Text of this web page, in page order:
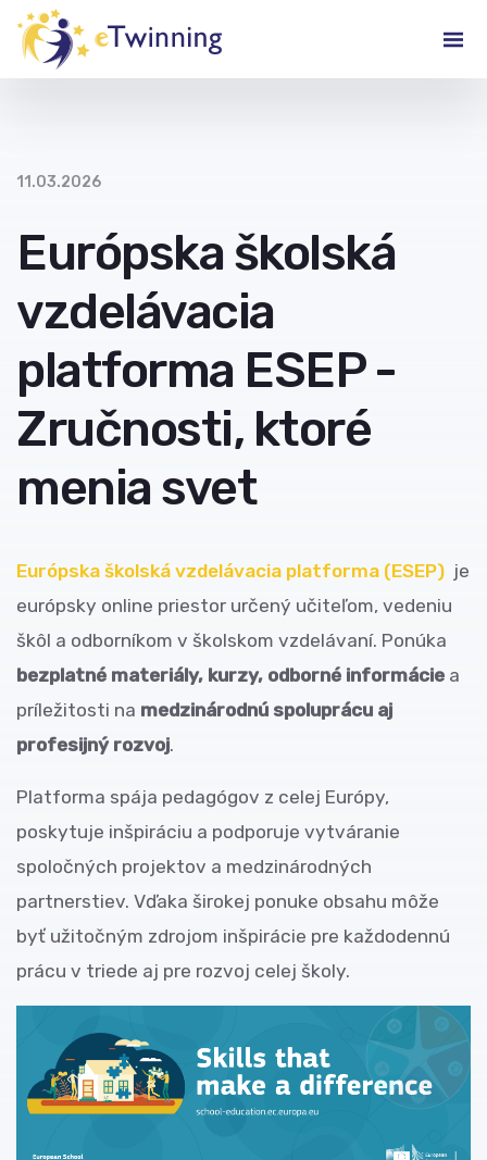
11.03.2026
Európska školská
vzdelávacia
platforma ESEP -
Zručnosti, ktoré
menia svet
Európska školská vzdelávacia platforma (ESEP) je
európsky online priestor určený učiteľom, vedeniu
škôl a odborníkom v školskom vzdelávaní. Ponúka
bezplatné materiály, kurzy, odborné informácie a
príležitosti na medzinárodnú spoluprácu aj
profesijný rozvoj.
Platforma spája pedagógov z celej Európy,
poskytuje inšpiráciu a podporuje vytváranie
spoločných projektov a medzinárodných
partnerstiev. Vďaka širokej ponuke obsahu môže
byť užitočným zdrojom inšpirácie pre každodennú
prácu v triede aj pre rozvoj celej školy.